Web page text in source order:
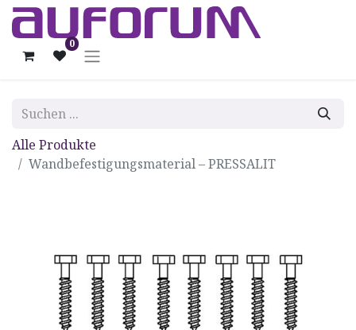
0
Alle Produkte
Wandbefestigungsmaterial – PRESSALIT